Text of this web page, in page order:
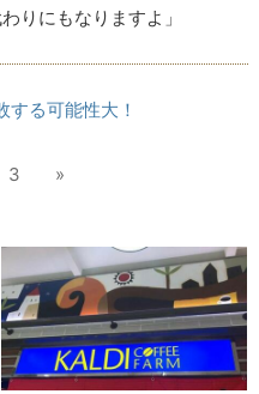
りにもなりますよ」
する可能性大！
3 »